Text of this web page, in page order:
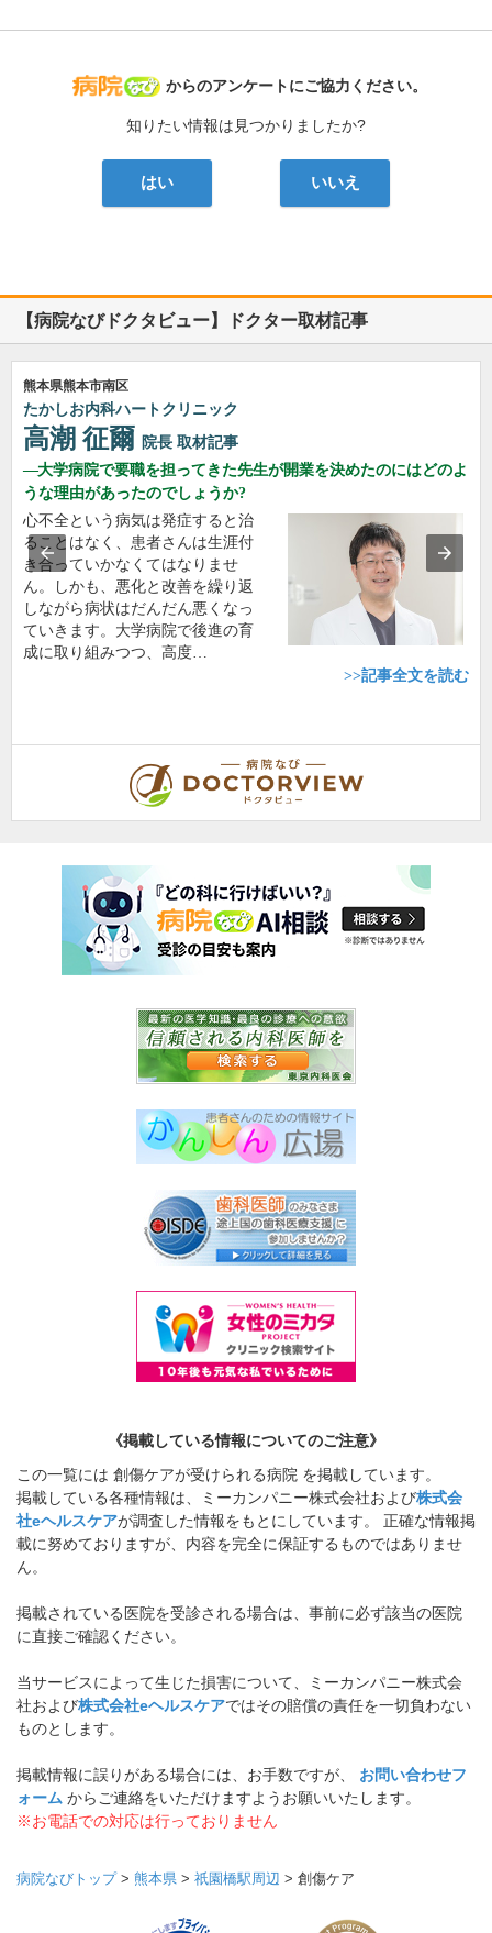
病院なび
からのアンケートにご協力ください。
知りたい情報は見つかりましたか?
はい いいえ
【病院なびドクタビュー】ドクター取材記事
熊本県熊本市南区
たかしお内科ハートクリニック
高潮 征爾 院長 取材記事
大学病院で要職を担ってきた先生が開業を決めたのにはどのよ
うな理由があったのでしょうか?
心不全という病気は発症すると治
ることはなく、患者さんは生涯付
き合っていかなくてはなりませ
ん。しかも、悪化と改善を繰り返
しながら病状はだんだん悪くなっ
ていきます。大学病院で後進の育
成に取り組みつつ、高度…
>>記事全文を読む
《掲載している情報についてのご注意》
この一覧には 創傷ケアが受けられる病院 を掲載しています。
掲載している各種情報は、ミーカンパニー株式会社および株式会
社eヘルスケアが調査した情報をもとにしています。 正確な情報掲
載に努めておりますが、内容を完全に保証するものではありませ
ん。
掲載されている医院を受診される場合は、事前に必ず該当の医院
に直接ご確認ください。
当サービスによって生じた損害について、ミーカンパニー株式会
社および株式会社eヘルスケアではその賠償の責任を一切負わない
ものとします。
掲載情報に誤りがある場合には、お手数ですが、 お問い合わせフ
ォーム からご連絡をいただけますようお願いいたします。
※お電話での対応は行っておりません
病院なびトップ> 熊本県 > 祇園橋駅周辺 > 創傷ケア